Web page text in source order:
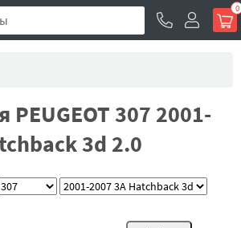
0
307 2001-
3d 2.0